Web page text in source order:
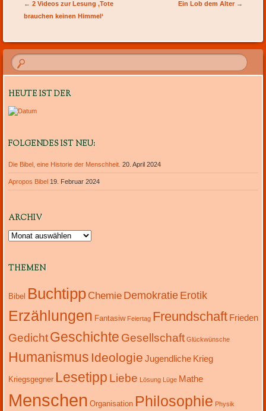
Artikel-Navigation
← 2 Videos zur Lesung ‚Tote
brauchen keinen Himmel‘
Ein Lob dem Alter →
HEUTE IST DER
FOLGENDES IST NEU:
Die Bibel, eine Historie der Menschheit. 20. April 2024
Apropos Bibel 19. Februar 2024
ARCHIV
Archiv
THEMEN
Bibel Buchtipp Chemie Demokratie Erotik
Erzählungen Fantasiw Feiertag Freundschaft Frieden
Gedicht Geschichte Gesellschaft Glückwünsche
Humanismus Ideologie Jugendliche Krieg
Kriegsgegner Lesetipp Liebe Lösung Lüge Mathe
Menschen Organisation Philosophie Physik